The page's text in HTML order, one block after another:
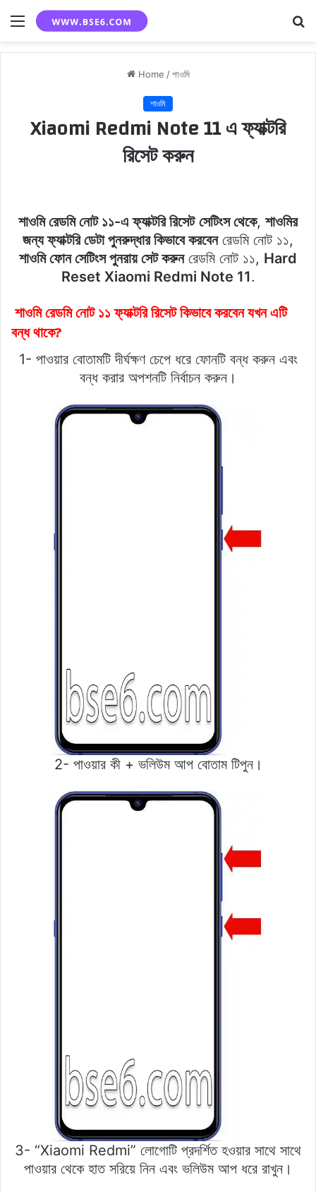
Menu
Home / শাওমি
শাওমি
Xiaomi Redmi Note 11 এ ফ্যাক্টরি
রিসেট করুন
শাওমি রেডমি নোট ১১-এ ফ্যাক্টরি রিসেট সেটিংস থেকে, শাওমির
জন্য ফ্যাক্টরি ডেটা পুনরুদ্ধার কিভাবে করবেনরেডমি নোট ১১,
শাওমি ফোন সেটিংস পুনরায় সেট করুনরেডমি নোট ১১, Hard
Reset Xiaomi Redmi Note 11.
শাওমি রেডমি নোট ১১ ফ্যাক্টরি রিসেট কিভাবে করবেন যখন এটি
বন্ধ থাকে?
1- পাওয়ার বোতামটি দীর্ঘক্ষণ চেপে ধরে ফোনটি বন্ধ করুন এবং
বন্ধ করার অপশনটি নির্বাচন করুন।
2- পাওয়ার কী + ভলিউম আপ বোতাম টিপুন।
3- “Xiaomi Redmi” লোগোটি প্রদর্শিত হওয়ার সাথে সাথে
পাওয়ার থেকে হাত সরিয়ে নিন এবং ভলিউম আপ ধরে রাখুন।